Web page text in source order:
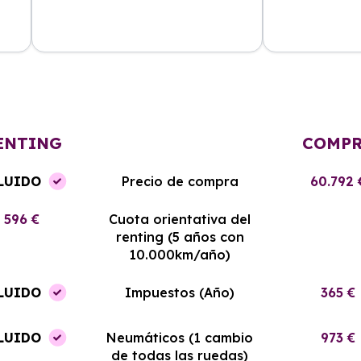
ellos.
ahora.
Precio de compra 60.792
596 €
Cuota orientativa del
renting (5 años con
10.000km/año)
Impuestos (Año) 365 €
Neumáticos (1 cambio
de todas las ruedas)
973 €